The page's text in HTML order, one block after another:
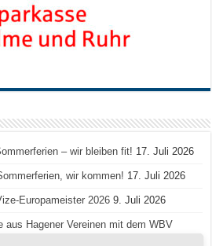
– wir bleiben fit! 17. Juli 2026
wir kommen! 17. Juli 2026
Europameister 2026 9. Juli 2026
aus Hagener Vereinen mit dem WBV